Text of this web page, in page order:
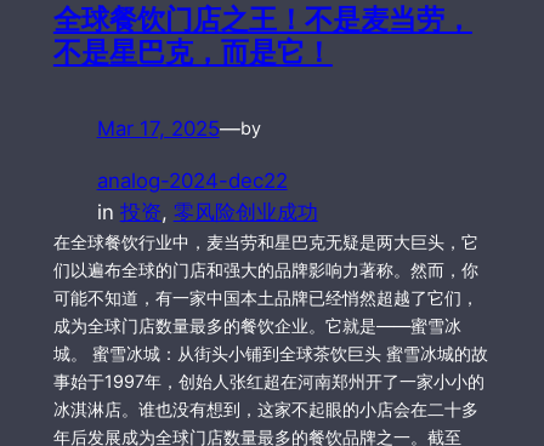
全球餐饮门店之王！不是麦当劳，
不是星巴克，而是它！
Mar 17, 2025—by
analog-2024-dec22
in 投资, 零风险创业成功
在全球餐饮行业中，麦当劳和星巴克无疑是两大巨头，它
们以遍布全球的门店和强大的品牌影响力著称。然而，你
可能不知道，有一家中国本土品牌已经悄然超越了它们，
成为全球门店数量最多的餐饮企业。它就是——蜜雪冰
城。 蜜雪冰城：从街头小铺到全球茶饮巨头 蜜雪冰城的故
事始于1997年，创始人张红超在河南郑州开了一家小小的
冰淇淋店。谁也没有想到，这家不起眼的小店会在二十多
年后发展成为全球门店数量最多的餐饮品牌之一。截至